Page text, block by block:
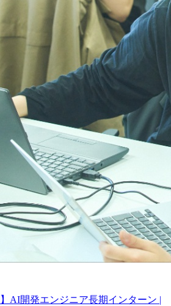
AI開発エンジニア長期インターン |